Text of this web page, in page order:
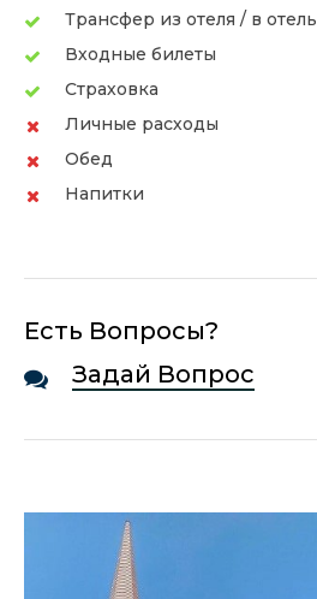
Трансфер из отеля / в отель
Входные билеты
Страховка
Личные расходы
Обед
Напитки
Есть Вопросы?
Задай Вопрос